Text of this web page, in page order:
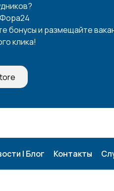
бонусы и размещайте
клика!
| Блог Контакты